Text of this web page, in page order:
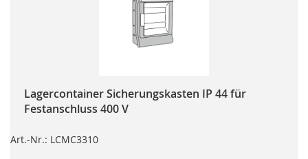
Lagercontainer Sicherungskasten IP 44 für
Festanschluss 400 V
Art.-Nr.: LCMC3310